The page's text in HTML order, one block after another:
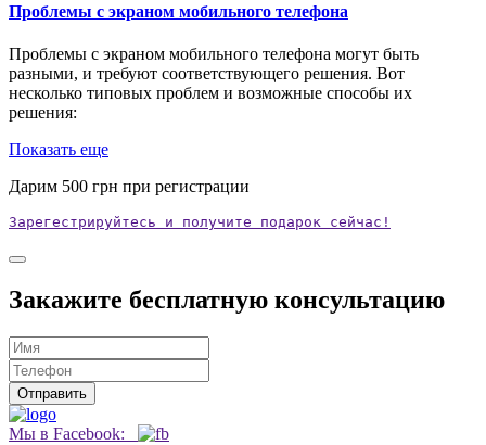
Проблемы с экраном мобильного телефона
Проблемы с экраном мобильного телефона могут быть
разными, и требуют соответствующего решения. Вот
несколько типовых проблем и возможные способы их
решения:
Показать еще
Дарим 500 грн при регистрации
Зарегестрируйтесь и получите подарок сейчас!
Закажите бесплатную консультацию
Мы в Facebook: